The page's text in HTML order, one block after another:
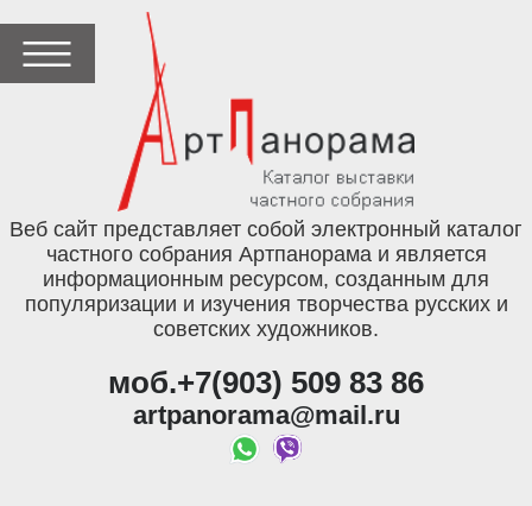
Веб сайт представляет собой электронный каталог
частного собрания Артпанорама и является
информационным ресурсом, созданным для
популяризации и изучения творчества русских и
советских художников.
моб.+7(903) 509 83 86
artpanorama@mail.ru